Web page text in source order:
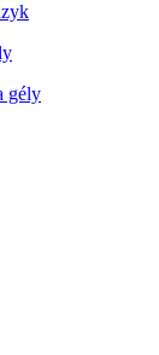
gély